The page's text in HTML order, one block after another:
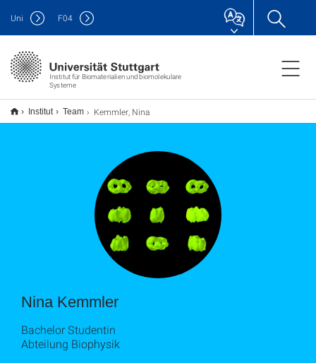
Institut für Biomaterialien und biomolekulare
Systeme
Uni F04
Institut Team Kemmler, Nina
Nina Kemmler
Bachelor Studentin
Abteilung Biophysik